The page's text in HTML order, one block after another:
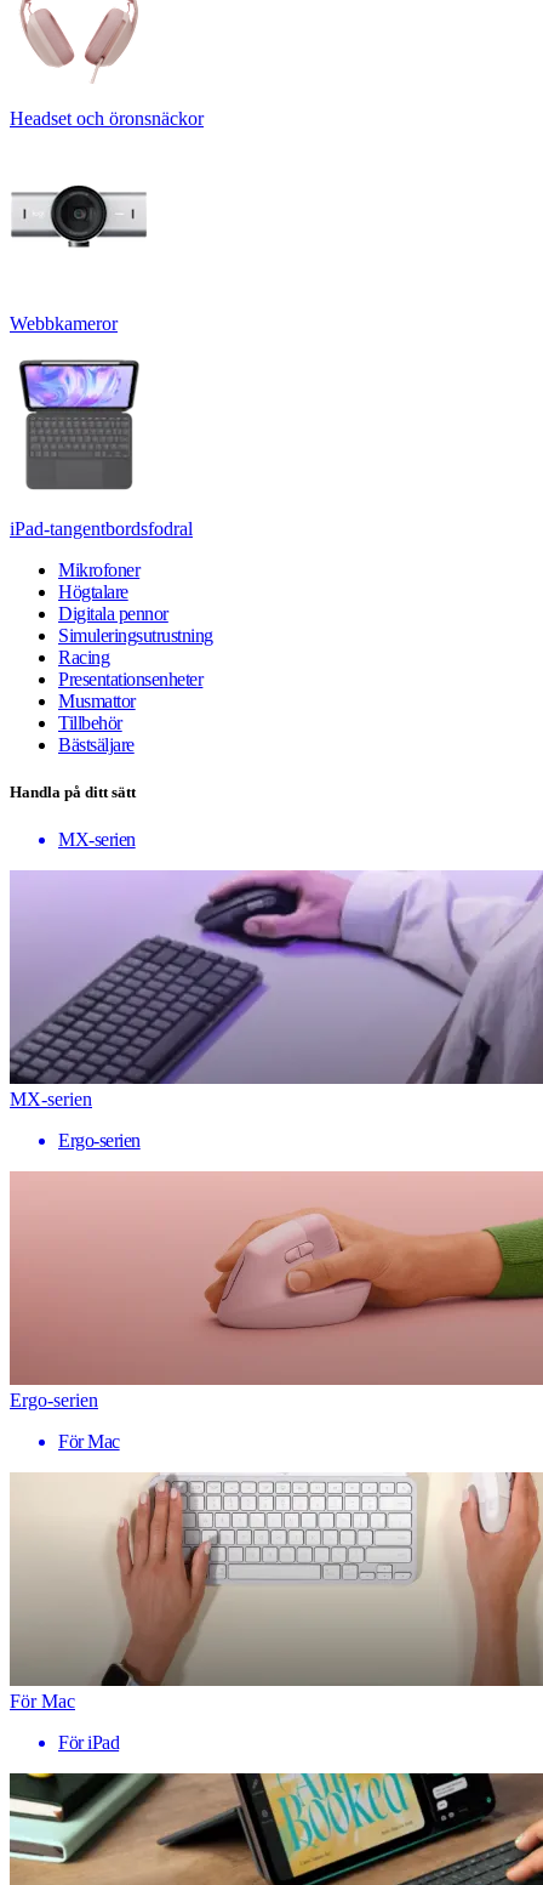
Headset och öronsnäckor
Webbkameror
iPad-tangentbordsfodral
Mikrofoner
Högtalare
Digitala pennor
Simuleringsutrustning
Racing
Presentationsenheter
Musmattor
Tillbehör
Bästsäljare
Handla på ditt sätt
MX-serien
MX-serien
Ergo-serien
Ergo-serien
För Mac
För Mac
För iPad